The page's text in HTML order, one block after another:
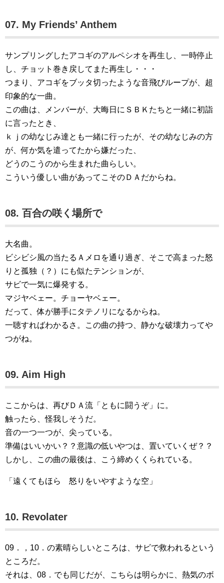
07. My Friends’ Anthem
サンプリングしたアコギのアルペシオを再生し、一時停止
し、チョット巻き戻してまた再生し・・・
つまり、アコギをブッタ切ったような音飛びループが、超
印象的な一曲。
この曲は、メンバーが、大晦日にＳＢＫたちと一緒に初詣
に言ったとき、
ｋｊの幼なじみ達とも一緒に行ったが、その幼なじみの方
が、何か気を遣ってたから嫌だった、
どうのこうのから生まれた曲らしい。
こういう優しい曲があってこそのＤＡだからね。
08. 百合の咲く場所で
大名曲。
ビシビシ風の当たるＡメロを通り過ぎ、そこで高まった怒
りと孤独（？）にも似たテンションが、
サビで一気に爆発する。
マジヤベェー。チョーヤベェー。
だって、体が勝手にタテノリになるからね。
一聴すればわかるさ。この曲の持つ、静かな破壊力ってや
つがね。
09. Aim High
ここからは、再びＤＡ流「ともに闘うぞ」に。
触ったら、怪我しそうだ。
音の一つ一つが、尖っている。
準備はいいかい？？意識の低いやつは、置いていくぜ？？
しかし、この曲の最後は、こう締めくくられている。
「遠くてもほら 怒りをいやすような空」
10. Revolater
09．，10．の素晴らしいところは、サビで救われるという
ところだ。
それは、08．でも同じだが、こちらは明らかに、熱気のボ